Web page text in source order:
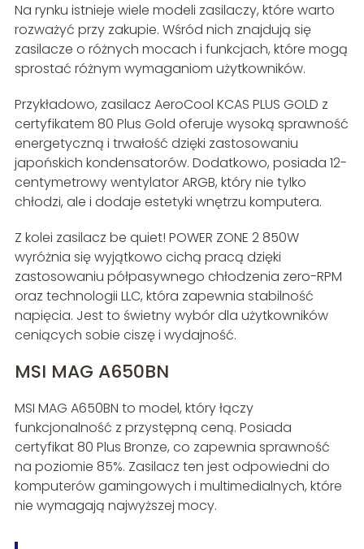
Na rynku istnieje wiele modeli zasilaczy, które warto
rozważyć przy zakupie. Wśród nich znajdują się
zasilacze o różnych mocach i funkcjach, które mogą
sprostać różnym wymaganiom użytkowników.
Przykładowo, zasilacz AeroCool KCAS PLUS GOLD z
certyfikatem 80 Plus Gold oferuje wysoką sprawność
energetyczną i trwałość dzięki zastosowaniu
japońskich kondensatorów. Dodatkowo, posiada 12-
centymetrowy wentylator ARGB, który nie tylko
chłodzi, ale i dodaje estetyki wnętrzu komputera.
Z kolei zasilacz be quiet! POWER ZONE 2 850W
wyróżnia się wyjątkowo cichą pracą dzięki
zastosowaniu półpasywnego chłodzenia zero-RPM
oraz technologii LLC, która zapewnia stabilność
napięcia. Jest to świetny wybór dla użytkowników
ceniących sobie ciszę i wydajność.
MSI MAG A650BN
MSI MAG A650BN to model, który łączy
funkcjonalność z przystępną ceną. Posiada
certyfikat 80 Plus Bronze, co zapewnia sprawność
na poziomie 85%. Zasilacz ten jest odpowiedni do
komputerów gamingowych i multimedialnych, które
nie wymagają najwyższej mocy.